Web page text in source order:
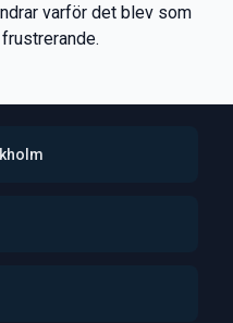
varför det blev som